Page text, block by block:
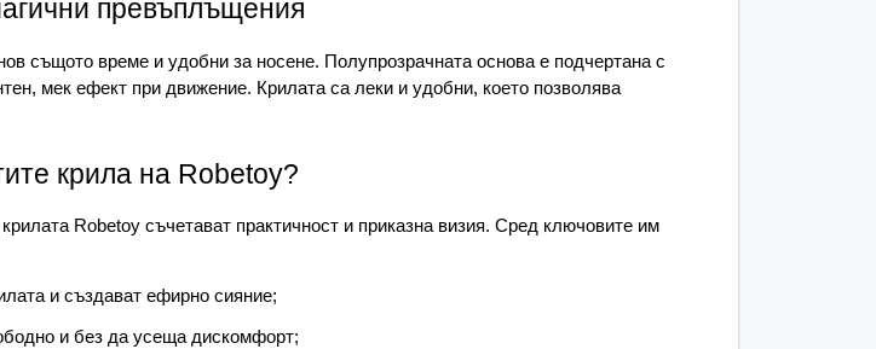
С какви предимства се отличават сребристите
крила на Robetoy?
крилата Robetoy съчетават практичност и приказна визия. Сред ключовите
им предимства са:
деликатни сребристи акценти – подчертават формата на крилата и
олекотена изработка – позволява на детето да се движи свободно
превъплъщения
същото време и удобни за носене. Полупрозрачната основа е подчертана с
мек ефект при движение. Крилата са леки и удобни, което позволява
крила на Robetoy?
Robetoy съчетават практичност и приказна визия. Сред ключовите им
и създават ефирно сияние;
и без да усеща дискомфорт;